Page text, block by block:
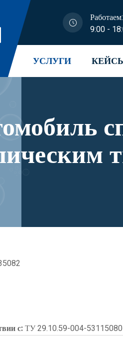
Работаем:
9:00 -
УСЛУГИ
с:ТУ 29.10.59-004-